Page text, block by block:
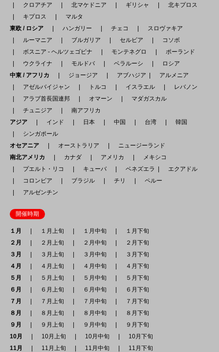
クロアチア
北マケドニア ギリシャ
北キプロス
キプロス
マルタ
東欧 / ロシア
ハンガリー チェコ
スロヴァキア
ルーマニア
ブルガリア セルビア
コソボ
ボスニア - ヘルツェゴビナ
モンテネグロ
ポーランド
ウクライナ
モルドバ ベラルーシ
ロシア
中東 / アフリカ
ジョージア アブハジア
アルメニア
アゼルバイジャン
トルコ イスラエル
レバノン
アラブ首長国連邦
オマーン
マダガスカル
チュニジア
南アフリカ
アジア
インド 日本 中国 台湾
韓国
シンガポール
オセアニア
オーストラリア
ニュージーランド
南北アメリカ
カナダ アメリカ
メキシコ
プエルト・リコ
キューバ ベネズエラ
エクアドル
コロンビア
ブラジル チリ
ペルー
アルゼンチン
開催時期
１月 １月上旬 １月中旬
１月下旬
２月
２月上旬 ２月中旬
２月下旬
３月
３月上旬 ３月中旬
３月下旬
４月
４月上旬 ４月中旬
４月下旬
５月
５月上旬 ５月中旬
５月下旬
６月
６月上旬 ６月中旬
６月下旬
７月
７月上旬 ７月中旬
７月下旬
８月
８月上旬 ８月中旬
８月下旬
９月
９月上旬 ９月中旬
９月下旬
10月
10月上旬 10月中旬
10月下旬
11月
11月上旬 11月中旬 11月下旬